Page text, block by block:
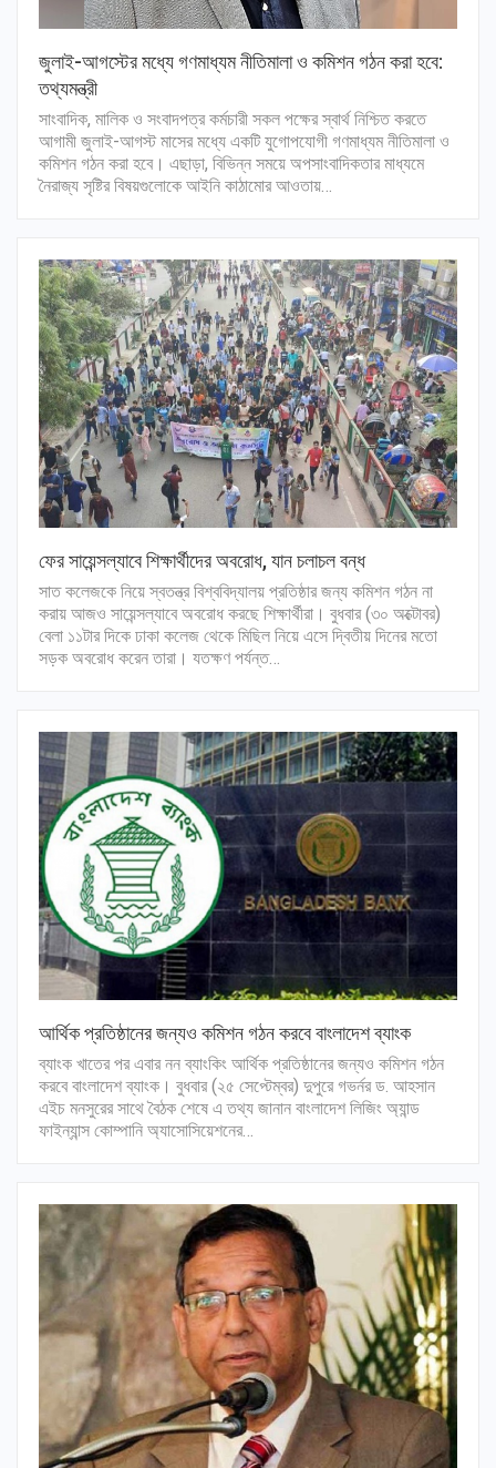
জুলাই-আগস্টের মধ্যে গণমাধ্যম নীতিমালা ও কমিশন গঠন করা হবে:
তথ্যমন্ত্রী
সাংবাদিক, মালিক ও সংবাদপত্র কর্মচারী সকল পক্ষের স্বার্থ নিশ্চিত করতে
আগামী জুলাই-আগস্ট মাসের মধ্যে একটি যুগোপযোগী গণমাধ্যম নীতিমালা ও
কমিশন গঠন করা হবে। এছাড়া, বিভিন্ন সময়ে অপসাংবাদিকতার মাধ্যমে
নৈরাজ্য সৃষ্টির বিষয়গুলোকে আইনি কাঠামোর আওতায়…
ফের সায়েন্সল্যাবে শিক্ষার্থীদের অবরোধ, যান চলাচল বন্ধ
সাত কলেজকে নিয়ে স্বতন্ত্র বিশ্ববিদ্যালয় প্রতিষ্ঠার জন্য কমিশন গঠন না
করায় আজও সায়েন্সল্যাবে অবরোধ করছে শিক্ষার্থীরা। বুধবার (৩০ অক্টোবর)
বেলা ১১টার দিকে ঢাকা কলেজ থেকে মিছিল নিয়ে এসে দ্বিতীয় দিনের মতো
সড়ক অবরোধ করেন তারা। যতক্ষণ পর্যন্ত…
আর্থিক প্রতিষ্ঠানের জন্যও কমিশন গঠন করবে বাংলাদেশ ব্যাংক
ব্যাংক খাতের পর এবার নন ব্যাংকিং আর্থিক প্রতিষ্ঠানের জন্যও কমিশন গঠন
করবে বাংলাদেশ ব্যাংক। বুধবার (২৫ সেপ্টেম্বর) দুপুরে গভর্নর ড. আহসান
এইচ মনসুরের সাথে বৈঠক শেষে এ তথ্য জানান বাংলাদেশ লিজিং অ্যান্ড
ফাইন্যান্স কোম্পানি অ্যাসোসিয়েশনের…